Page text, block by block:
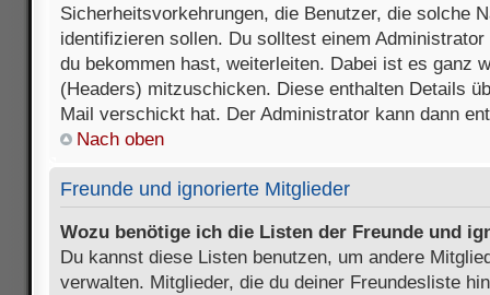
Sicherheitsvorkehrungen, die Benutzer, die solche
identifizieren sollen. Du solltest einem
du bekommen hast, weiterleiten. Dabei ist es ganz
(Headers) mitzuschicken. Diese enthalten Details
Mail verschickt hat. Der Administrator kann dann
Nach oben
Freunde und ignorierte Mitglieder
Wozu benötige ich die Listen der Freunde und
Du kannst diese Listen benutzen, um andere
verwalten. Mitglieder, die du deiner Freundesliste